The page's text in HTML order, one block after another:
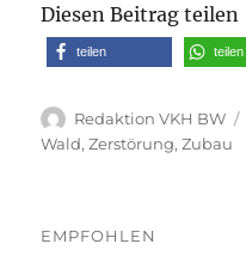
Diesen Beitrag teilen
teilen teilen
Autor
Redaktion VKH BW
Wald,Zerstörung,Zubau
EMPFOHLEN